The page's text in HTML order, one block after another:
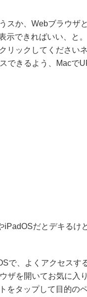
か、Webブラウザと
示できればいい、と
リックしてくださ
できるよう、Macで
だとデキるけ
で、よくアクセスす
ザを開いてお気に入
をタップして目的の